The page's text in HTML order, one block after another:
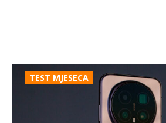
TEST MJESECA